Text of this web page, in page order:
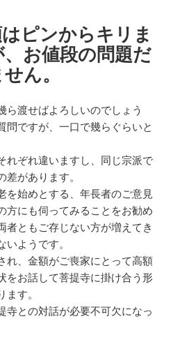
ーピンからキリま
お値段の問題だ
ん。
渡せばよろしいのでしょう
問ですが、一口で幾らぐらいと
れぞれ違いますし、同じ宗派で
があります。
を始めとする、年長者のご意見
方にも伺ってみることをお勧め
者ともご存じない方が増えてき
ようです。
れ、金額がご喪家にとって高額
をお話して菩提寺に掛け合う形
す。
との対話が必要不可欠になっ